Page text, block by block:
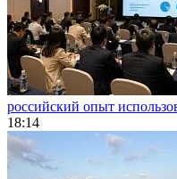
российский опыт
18:14